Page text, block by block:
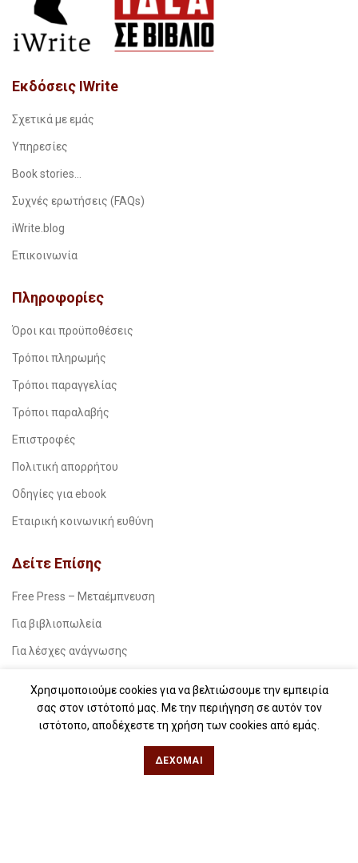
Εκδόσεις IWrite
Σχετικά με εμάς
Υπηρεσίες
Book stories…
Συχνές ερωτήσεις (FAQs)
iWrite.blog
Επικοινωνία
Πληροφορίες
Όροι και προϋποθέσεις
Τρόποι πληρωμής
Τρόποι παραγγελίας
Τρόποι παραλαβής
Επιστροφές
Πολιτική απορρήτου
Οδηγίες για ebook
Εταιρική κοινωνική ευθύνη
Δείτε Επίσης
Free Press – Μεταέμπνευση
Για βιβλιοπωλεία
Για λέσχες ανάγνωσης
Για σχολεία
Για βιβλιοφιλικές ομάδες
Χρησιμοποιούμε cookies για να βελτιώσουμε την εμπειρία
σας στον ιστότοπό μας. Με την περιήγηση σε αυτόν τον
ιστότοπο, αποδέχεστε τη χρήση των cookies από εμάς.
ΔΈΧΟΜΑΙ